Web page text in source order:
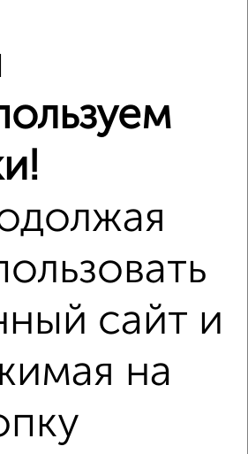
цен
с похожей площадью ±10%
рядом
сайт и
на